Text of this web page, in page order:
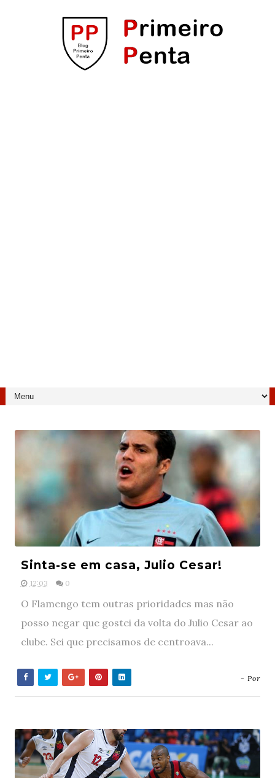
Sinta-se em casa, Julio Cesar!
12:03 0
O Flamengo tem outras prioridades mas não
posso negar que gostei da volta do Julio Cesar ao
clube. Sei que precisamos de centroava...
- Por